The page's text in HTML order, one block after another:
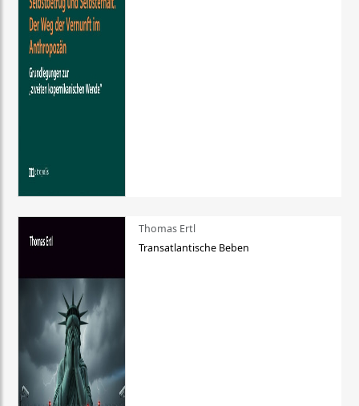
Thomas Ertl
Transatlantische Beben